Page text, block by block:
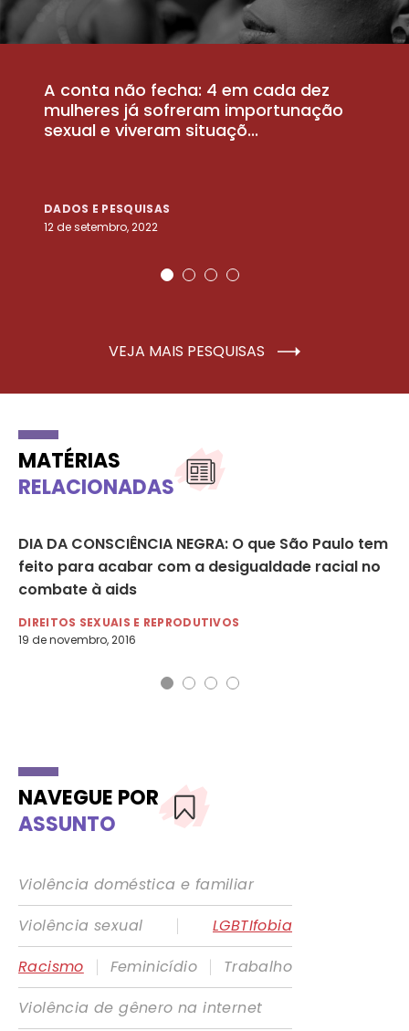
A conta não fecha: 4 em cada dez
mulheres já sofreram importunação
sexual e viveram situaçõ...
DADOS E PESQUISAS
12 de setembro, 2022
VEJA MAIS PESQUISAS
MATÉRIAS
RELACIONADAS
DIA DA CONSCIÊNCIA NEGRA: O que São Paulo tem
feito para acabar com a desigualdade racial no
combate à aids
DIREITOS SEXUAIS E REPRODUTIVOS
19 de novembro, 2016
NAVEGUE POR
ASSUNTO
Violência doméstica e familiar
Violência sexual
|
LGBTIfobia
Racismo
| Feminicídio |
Trabalho
Violência de gênero na internet